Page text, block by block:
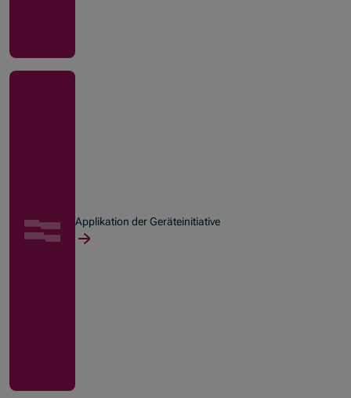
Applikation der Geräteinitiative